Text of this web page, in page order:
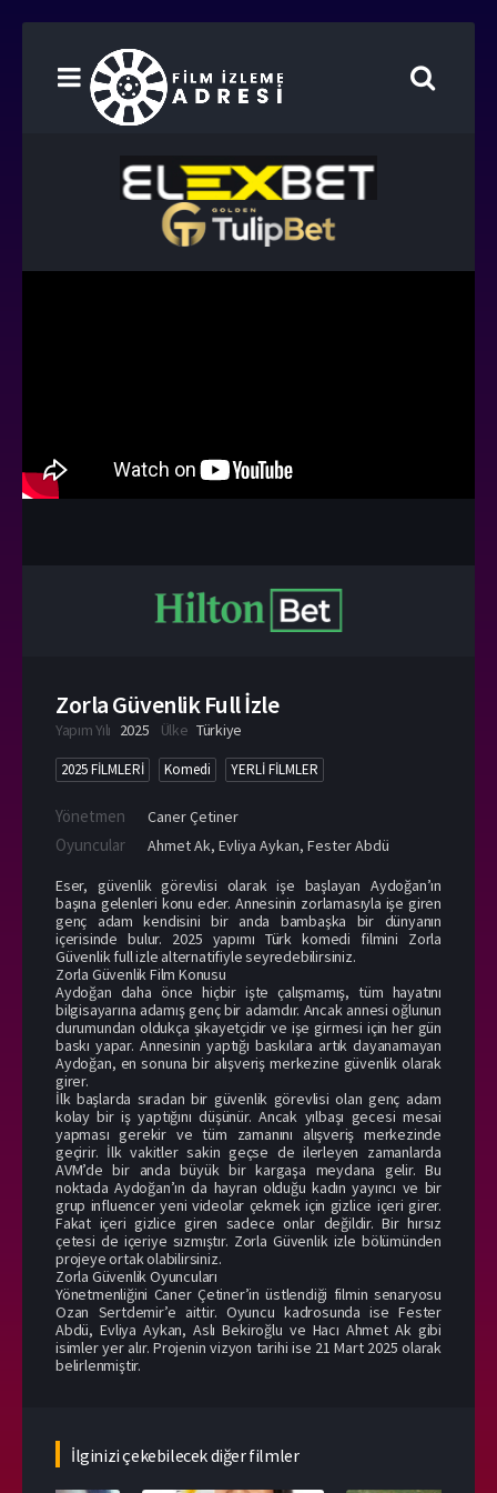
Zorla Güvenlik Full İzle
Yapım Yılı 2025 Ülke Türkiye
2025 FİLMLERİ Komedi YERLİ FİLMLER
Yönetmen Caner Çetiner
Oyuncular Ahmet Ak, Evliya Aykan, Fester Abdü
Eser, güvenlik görevlisi olarak işe başlayan Aydoğan’ın
başına gelenleri konu eder. Annesinin zorlamasıyla işe giren
genç adam kendisini bir anda bambaşka bir dünyanın
içerisinde bulur. 2025 yapımı Türk komedi filmini Zorla
Güvenlik full izle alternatifiyle seyredebilirsiniz.
Zorla Güvenlik Film Konusu
Aydoğan daha önce hiçbir işte çalışmamış, tüm hayatını
bilgisayarına adamış genç bir adamdır. Ancak annesi oğlunun
durumundan oldukça şikayetçidir ve işe girmesi için her gün
baskı yapar. Annesinin yaptığı baskılara artık dayanamayan
Aydoğan, en sonuna bir alışveriş merkezine güvenlik olarak
girer.
İlk başlarda sıradan bir güvenlik görevlisi olan genç adam
kolay bir iş yaptığını düşünür. Ancak yılbaşı gecesi mesai
yapması gerekir ve tüm zamanını alışveriş merkezinde
geçirir. İlk vakitler sakin geçse de ilerleyen zamanlarda
AVM’de bir anda büyük bir kargaşa meydana gelir. Bu
noktada Aydoğan’ın da hayran olduğu kadın yayıncı ve bir
grup influencer yeni videolar çekmek için gizlice içeri girer.
Fakat içeri gizlice giren sadece onlar değildir. Bir hırsız
çetesi de içeriye sızmıştır. Zorla Güvenlik izle bölümünden
projeye ortak olabilirsiniz.
Zorla Güvenlik Oyuncuları
Yönetmenliğini Caner Çetiner’in üstlendiği filmin senaryosu
Ozan Sertdemir’e aittir. Oyuncu kadrosunda ise Fester
Abdü, Evliya Aykan, Aslı Bekiroğlu ve Hacı Ahmet Ak gibi
isimler yer alır. Projenin vizyon tarihi ise 21 Mart 2025 olarak
belirlenmiştir.
İlginizi çekebilecek diğer filmler